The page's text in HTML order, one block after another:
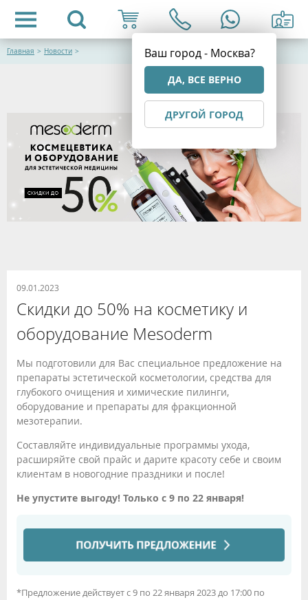
Ваш город - Москва?
ДА, ВСЕ ВЕРНО
ДРУГОЙ ГОРОД
Главная > Новости >
09.01.2023
Скидки до 50% на косметику и
оборудование Mesoderm
Мы подготовили для Вас специальное предложение на
препараты эстетической косметологии, средства для
глубокого очищения и химические пилинги,
оборудование и препараты для фракционной
мезотерапии.
Составляйте индивидуальные программы ухода,
расширяйте свой прайс и дарите красоту себе и своим
клиентам в новогодние праздники и после!
Не упустите выгоду! Только с 9 по 22 января!
*Предложение действует с 9 по 22 января 2023 до 17:00 по